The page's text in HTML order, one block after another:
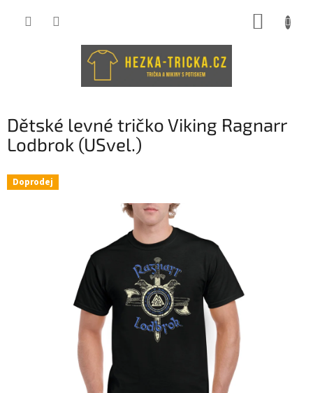
Dětské levné tričko Viking Ragnarr
Lodbrok (USvel.)
Doprodej